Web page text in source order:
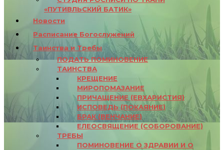
«ПУТИВЛЬСКИЙ БАТИК»
Новости
Расписание Богослужений
Таинства и Требы
ПОДАТЬ ПОМИНОВЕНИЕ
ТАИНСТВА
КРЕЩЕНИЕ
МИРОПОМАЗАНИЕ
ПРИЧАЩЕНИЕ (ЕВХАРИСТИЯ)
ИСПОВЕДЬ (ПОКАЯНИЕ)
БРАК (ВЕНЧАНИЕ)
ЕЛЕОСВЯЩЕНИЕ (СОБОРОВАНИЕ)
ТРЕБЫ
ПОМИНОВЕНИЕ О ЗДРАВИИ И О